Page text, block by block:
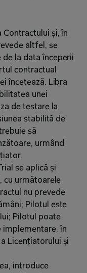
Contractului și, în
altfel, se
de la data începerii
contractual
încetează. Libra
unei
de testare la
stabilită de
să
urmând
se aplică și
cu următoarele
nu prevede
Pilotul este
Pilotul poate
implementare, în
Licențiatorului și
introduce